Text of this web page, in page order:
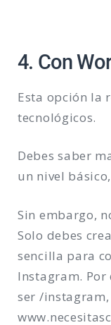
4. Con
Esta opción la
tecnológicos.
Debes saber
un nivel
Sin embargo,
Solo debes
sencilla para
Instagram.
ser /